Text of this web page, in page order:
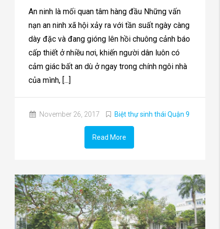
An ninh là mối quan tâm hàng đầu Những vấn
nạn an ninh xã hội xảy ra với tần suất ngày càng
dày đặc và đang gióng lên hồi chuông cảnh báo
cấp thiết ở nhiều nơi, khiến người dân luôn có
cảm giác bất an dù ở ngay trong chính ngôi nhà
của mình, [...]
November 26, 2017 Biệt thự sinh thái Quận 9
Read More